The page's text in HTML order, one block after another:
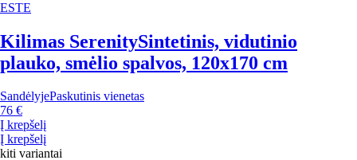
ESTE
Kilimas SerenitySintetinis, vidutinio
plauko, smėlio spalvos, 120x170 cm
SandėlyjePaskutinis vienetas
76 €
Į krepšelį
Į krepšelį
kiti variantai